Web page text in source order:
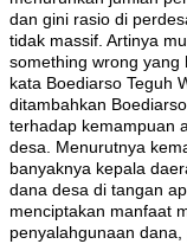
dan gini rasio di
tidak massif. Artinya
something wrong yang
kata Boediarso Teguh
ditambahkan
terhadap kemampuan
desa. Menurutnya
banyaknya kepala
dana desa di tangan
menciptakan manfaat
penyalahgunaan